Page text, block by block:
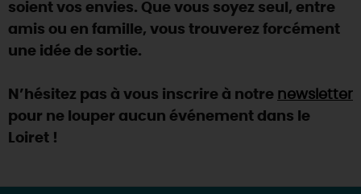
AUJOURD'HUI
DEMAIN
soient vos envies. Que vous soyez seul, entre
amis ou en famille, vous trouverez forcément
une idée de sortie.
N’hésitez pas à vous inscrire à notre newsletter
pour ne louper aucun événement dans le
Loiret !